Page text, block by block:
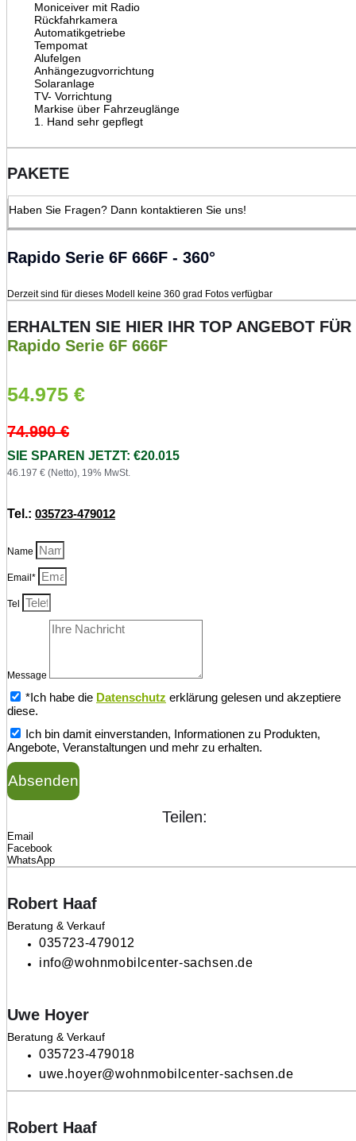
Moniceiver mit Radio
Rückfahrkamera
Automatikgetriebe
Tempomat
Alufelgen
Anhängezugvorrichtung
Solaranlage
TV- Vorrichtung
Markise über Fahrzeuglänge
1. Hand sehr gepflegt
PAKETE
Haben Sie Fragen? Dann kontaktieren Sie uns!
Rapido Serie 6F 666F - 360°
Derzeit sind für dieses Modell keine 360 grad Fotos verfügbar
ERHALTEN SIE HIER IHR TOP ANGEBOT FÜR
Rapido Serie 6F 666F
54.975 €
74.990€
SIE SPAREN JETZT: €20.015
46.197 € (Netto), 19% MwSt.
Tel.: 035723-479012
Name
Email*
Tel
Message
*Ich habe die Datenschutz erklärung gelesen und akzeptiere
diese.
Ich bin damit einverstanden, Informationen zu Produkten,
Angebote, Veranstaltungen und mehr zu erhalten.
Absenden
Teilen:
Email
Facebook
WhatsApp
Robert Haaf
Beratung & Verkauf
035723-479012
info@wohnmobilcenter-sachsen.de
Uwe Hoyer
Beratung & Verkauf
035723-479018
uwe.hoyer@wohnmobilcenter-sachsen.de
Robert Haaf